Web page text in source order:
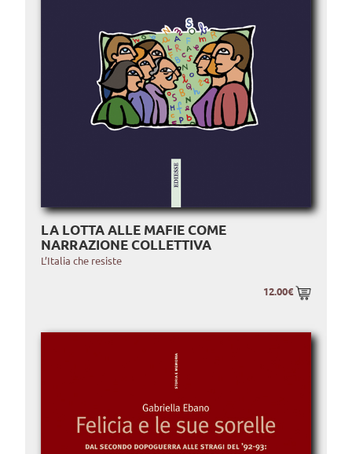
LA LOTTA ALLE MAFIE COME
NARRAZIONE COLLETTIVA
L’Italia che resiste
12.00€